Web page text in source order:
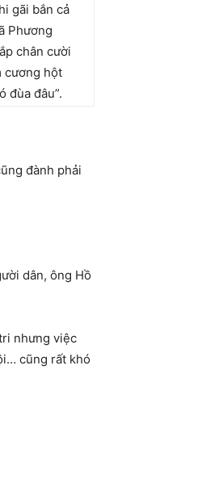
gãi bắn cả
Phương
chân cười
cương hột
đùa đâu”.
đành phải
dân, ông Hồ
nhưng việc
cũng rất khó